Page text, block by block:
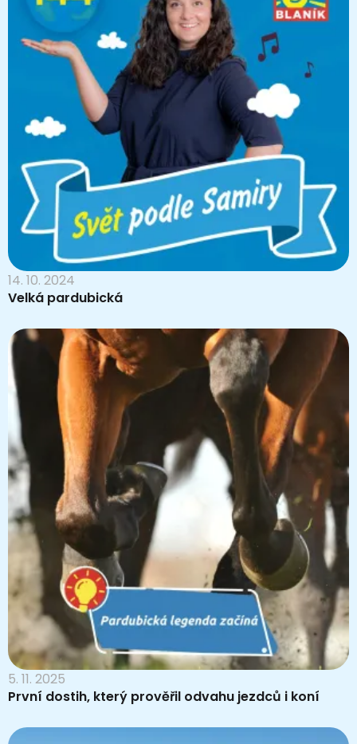
14. 10. 2024
Velká pardubická
5. 11. 2025
První dostih, který prověřil odvahu jezdců i koní